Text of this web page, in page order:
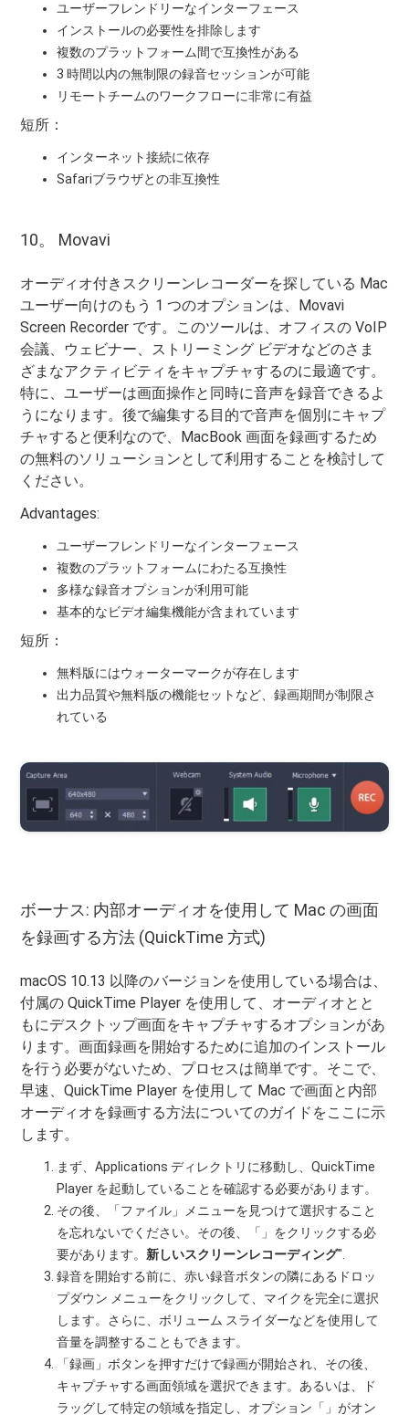
ユーザーフレンドリーなインターフェース
インストールの必要性を排除します
複数のプラットフォーム間で互換性がある
3 時間以内の無制限の録音セッションが可能
リモートチームのワークフローに非常に有益
短所：
インターネット接続に依存
Safariブラウザとの非互換性
10。 Movavi
オーディオ付きスクリーンレコーダーを探している Mac
ユーザー向けのもう 1 つのオプションは、Movavi
Screen Recorder です。このツールは、オフィスの VoIP
会議、ウェビナー、ストリーミング ビデオなどのさま
ざまなアクティビティをキャプチャするのに最適です。
特に、ユーザーは画面操作と同時に音声を録音できるよ
うになります。後で編集する目的で音声を個別にキャプ
チャすると便利なので、MacBook 画面を録画するため
の無料のソリューションとして利用することを検討して
ください。
Advantages:
ユーザーフレンドリーなインターフェース
複数のプラットフォームにわたる互換性
多様な録音オプションが利用可能
基本的なビデオ編集機能が含まれています
短所：
無料版にはウォーターマークが存在します
出力品質や無料版の機能セットなど、録画期間が制限さ
れている
ボーナス: 内部オーディオを使用して Mac の画面
を録画する方法 (QuickTime 方式)
macOS 10.13 以降のバージョンを使用している場合は、
付属の QuickTime Player を使用して、オーディオとと
もにデスクトップ画面をキャプチャするオプションがあ
ります。画面録画を開始するために追加のインストール
を行う必要がないため、プロセスは簡単です。そこで、
早速、QuickTime Player を使用して Mac で画面と内部
オーディオを録画する方法についてのガイドをここに示
します。
まず、Applications ディレクトリに移動し、QuickTime
Player を起動していることを確認する必要があります。
その後、「ファイル」メニューを見つけて選択すること
を忘れないでください。その後、「」をクリックする必
要があります。 新しいスクリーンレコーディング".
録音を開始する前に、赤い録音ボタンの隣にあるドロッ
プダウン メニューをクリックして、マイクを完全に選択
します。さらに、ボリューム スライダーなどを使用して
音量を調整することもできます。
「録画」ボタンを押すだけで録画が開始され、その後、
キャプチャする画面領域を選択できます。あるいは、ド
ラッグして特定の領域を指定し、オプション「」がオン